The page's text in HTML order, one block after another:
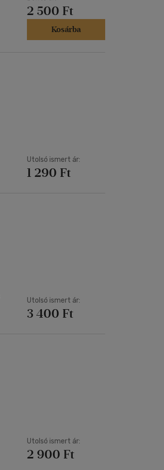
2 500 Ft
Kosárba
Utolsó ismert ár:
1 290 Ft
Utolsó ismert ár:
3 400 Ft
Utolsó ismert ár:
2 900 Ft